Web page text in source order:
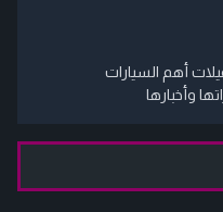
أهم السيارات
وأخبارها